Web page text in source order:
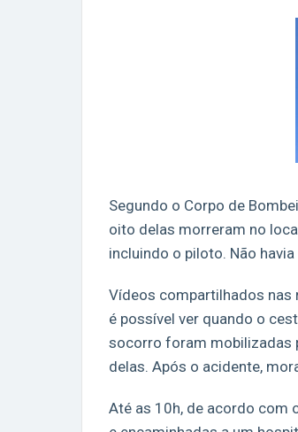
Segundo o Corpo de
oito delas morreram no
incluindo o piloto. Não
Vídeos compartilhados nas
é possível ver quando o
socorro foram mobilizadas
delas. Após o acidente,
Até as 10h, de acordo com